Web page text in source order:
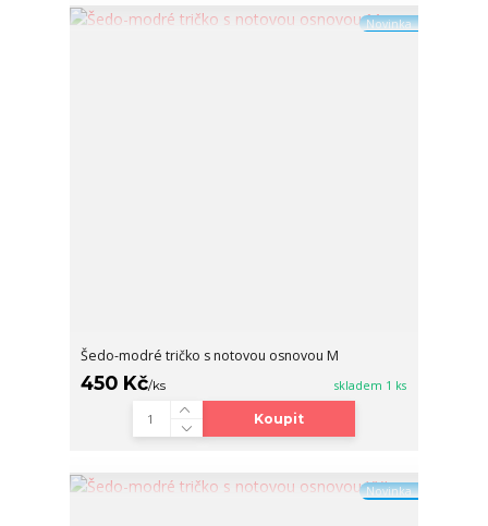
Novinka
Šedo-modré tričko s notovou osnovou M
450 Kč/ks skladem 1 ks
Koupit
Novinka